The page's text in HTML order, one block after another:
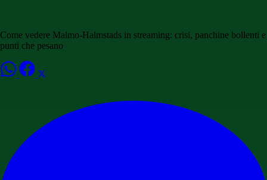
Come vedere Malmo-Halmstads in streaming: crisi, panchine bollenti e
punti che pesano